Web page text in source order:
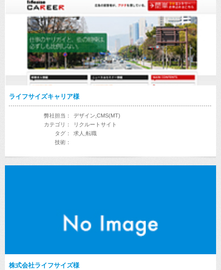
ライフサイズキャリア様
弊社担当：
デザイン,CMS(MT)
カテゴリ：
リクルートサイト
タグ：
求人,転職
技術：
株式会社ライフサイズ様